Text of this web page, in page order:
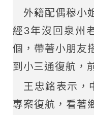
外籍配偶穆小
經3年沒回泉州
個，帶著小朋友
到小三通復航，
王忠銘表示，
專案復航，看著